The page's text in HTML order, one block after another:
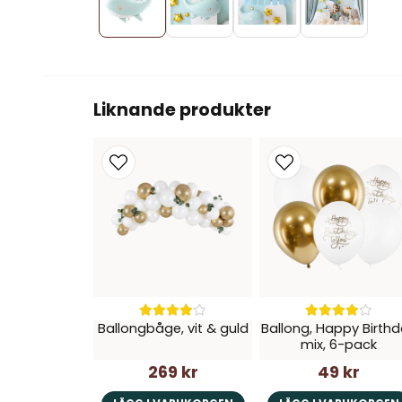
Liknande produkter
Ballongbåge, vit & guld
269 kr
Ballong, Happy
mix, 6-pack
49 kr